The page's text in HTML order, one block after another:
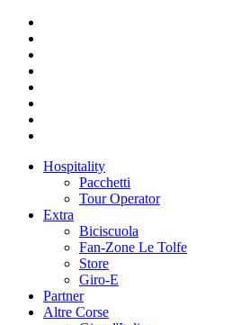
Hospitality
Pacchetti
Tour Operator
Extra
Biciscuola
Fan-Zone Le Tolfe
Store
Giro-E
Partner
Altre Corse